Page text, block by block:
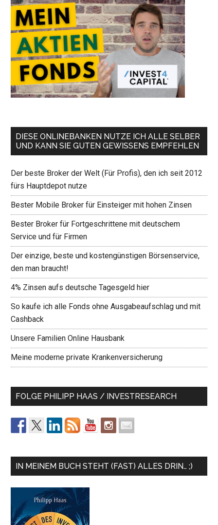
DIESE ONLINEBANKEN NUTZE ICH ALLE SELBER
UND KANN SIE GUTEN GEWISSENS EMPFEHLEN
Der beste Broker der Welt (Für Profis), den ich seit 2012
fürs Hauptdepot nutze
Bester Mobile Broker für Einsteiger mit hohen Zinsen
Bester Broker für Fortgeschrittene mit deutschem
Service und für Firmen
Der einzige, beste und kostengünstigen Börsenservice,
den man braucht!
4% Zinsen aufs deutsche Tagesgeld hier
So kaufe ich alle Fonds ohne Ausgabeaufschlag und mit
Cashback
Unsere Familien Online Hausbank
Meine moderne private Krankenversicherung
FOLGE PHILIPP HAAS / INVESTRESEARCH
IN MEINEM BUCH STEHT (FAST) ALLES DRIN… ;)